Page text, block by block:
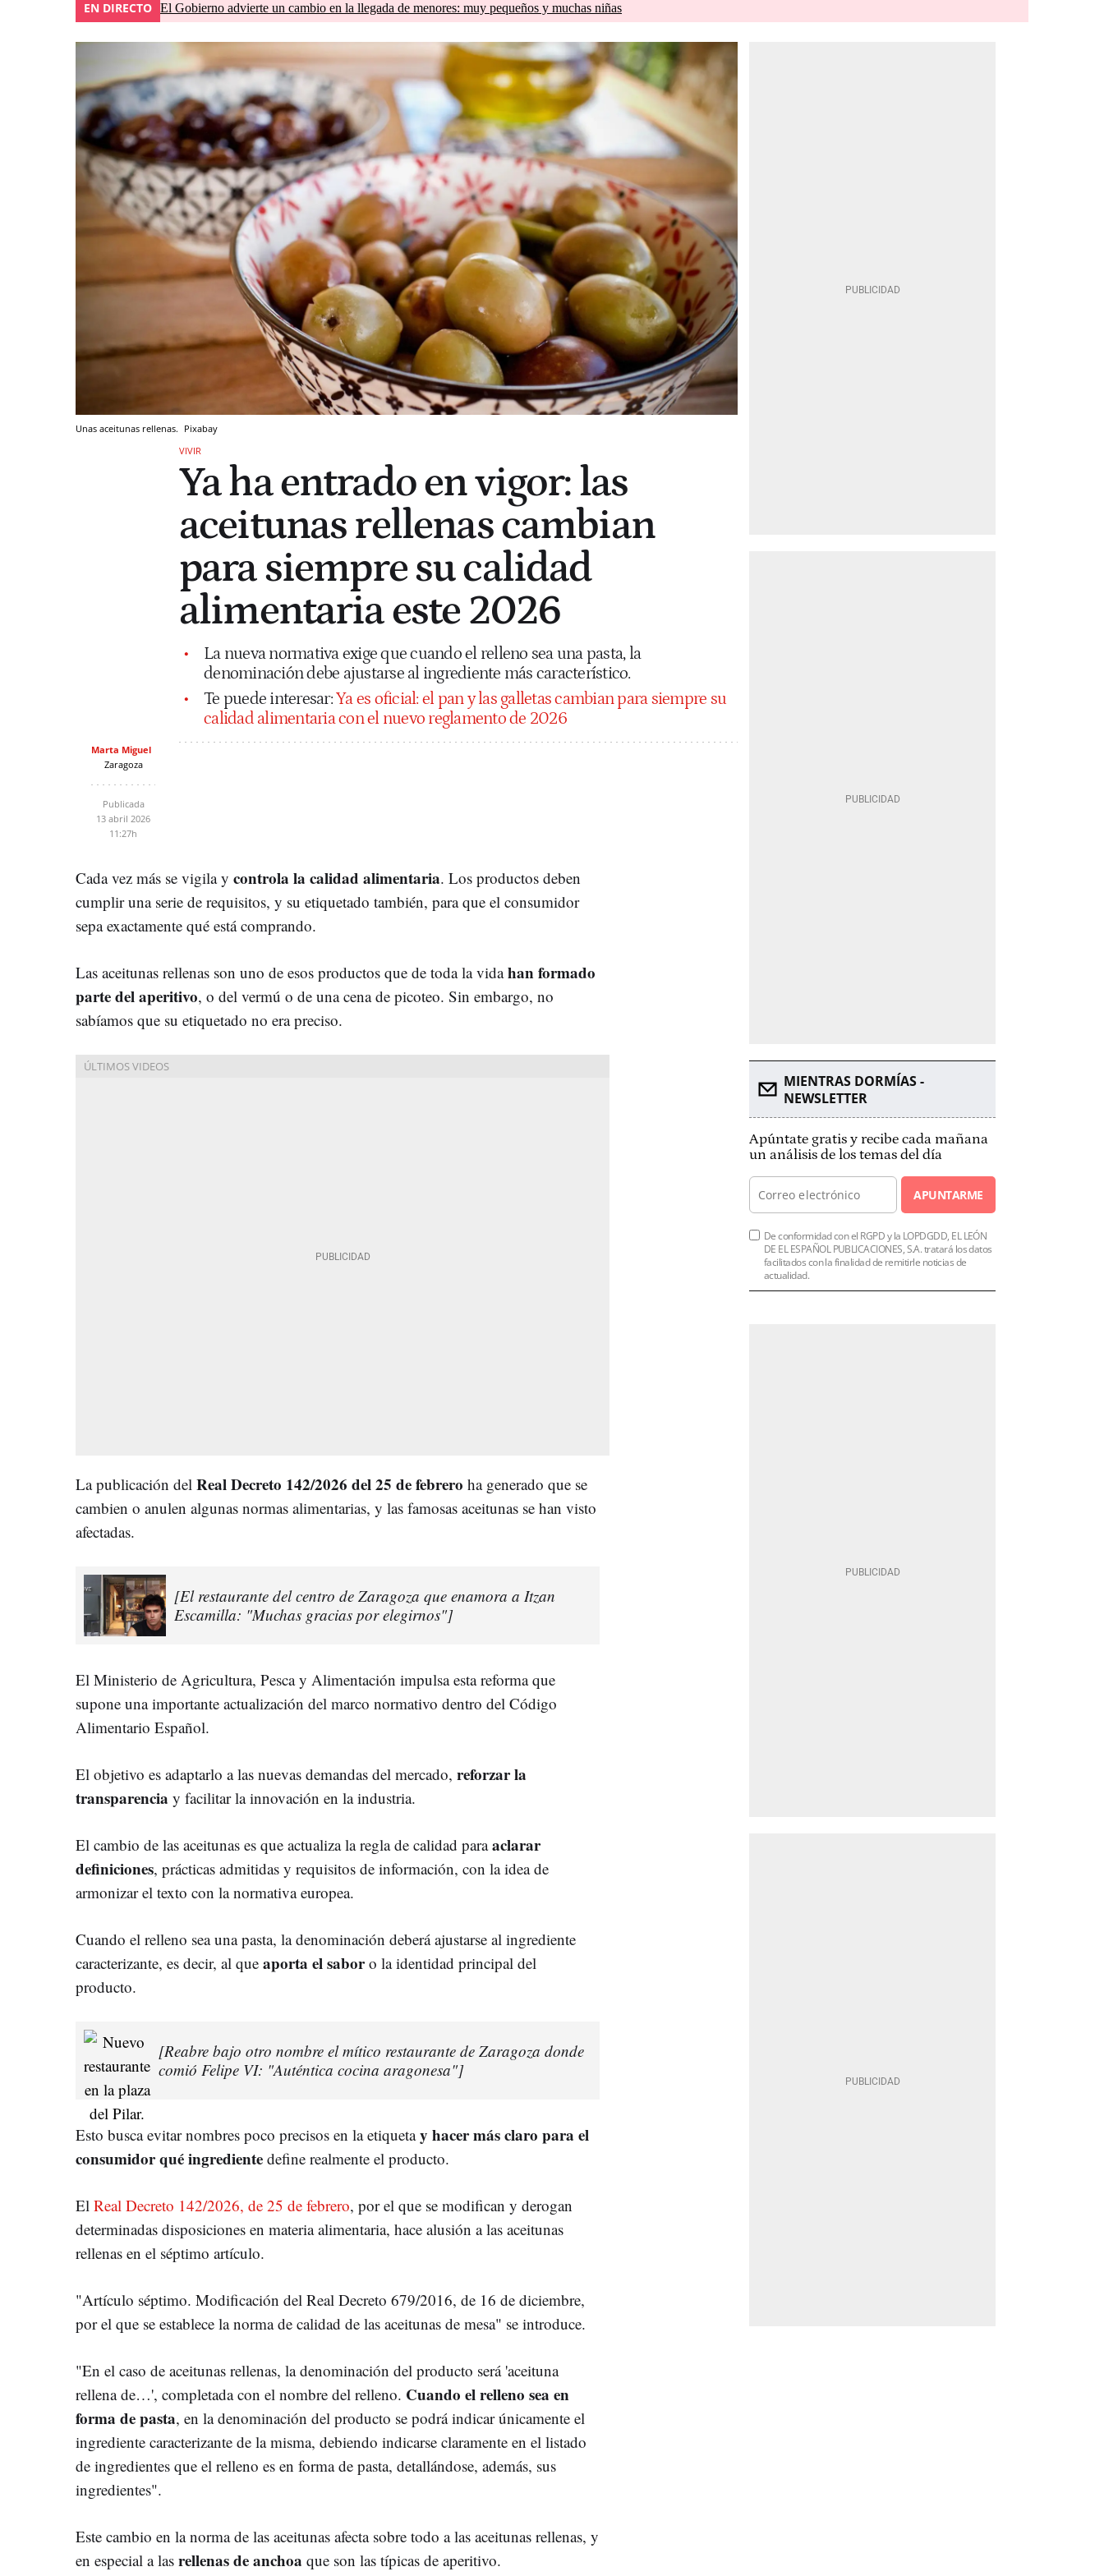
EN DIRECTO El Gobierno advierte un cambio en la llegada de menores: muy pequeños y muchas niñas
Unas aceitunas rellenas. Pixabay
VIVIR
Ya ha entrado en vigor: las
aceitunas rellenas cambian
para siempre su calidad
alimentaria este 2026
La nueva normativa exige que cuando el relleno sea una pasta, la
denominación debe ajustarse al ingrediente más característico.
Te puede interesar:Ya es oficial: el pan y las galletas cambian para siempre su
calidad alimentaria con el nuevo reglamento de 2026
Marta Miguel
Zaragoza
Publicada
13 abril 2026
11:27h
Cada vez más se vigila y controla la calidad alimentaria. Los productos deben
cumplir una serie de requisitos, y su etiquetado también, para que el consumidor
sepa exactamente qué está comprando.
Las aceitunas rellenas son uno de esos productos que de toda la vidahan formado
parte del aperitivo, o del vermú o de una cena de picoteo. Sin embargo, no
sabíamos que su etiquetado no era preciso.
La publicación del Real Decreto 142/2026 del 25 de febrero ha generado que se
cambien o anulen algunas normas alimentarias, y las famosas aceitunas se han visto
afectadas.
[El restaurante del centro de Zaragoza que enamora a Itzan
Escamilla: "Muchas gracias por elegirnos"]
El Ministerio de Agricultura, Pesca y Alimentación impulsa esta reforma que
supone una importante actualización del marco normativo dentro del Código
Alimentario Español.
El objetivo es adaptarlo a las nuevas demandas del mercado, reforzar la
transparencia y facilitar la innovación en la industria.
El cambio de las aceitunas es que actualiza la regla de calidad paraaclarar
definiciones, prácticas admitidas y requisitos de información, con la idea de
armonizar el texto con la normativa europea.
Cuando el relleno sea una pasta, la denominación deberá ajustarse al ingrediente
caracterizante, es decir, al que aporta el saboro la identidad principal del
producto.
[Reabre bajo otro nombre el mítico restaurante de Zaragoza donde
comió Felipe VI: "Auténtica cocina aragonesa"]
Esto busca evitar nombres poco precisos en la etiquetay hacer más claro para el
consumidor qué ingrediente define realmente el producto.
El Real Decreto 142/2026, de 25 de febrero, por el que se modifican y derogan
determinadas disposiciones en materia alimentaria, hace alusión a las aceitunas
rellenas en el séptimo artículo.
"Artículo séptimo. Modificación del Real Decreto 679/2016, de 16 de diciembre,
por el que se establece la norma de calidad de las aceitunas de mesa" se introduce.
"En el caso de aceitunas rellenas, la denominación del producto será 'aceituna
rellena de…', completada con el nombre del relleno. Cuando el relleno sea en
forma de pasta, en la denominación del producto se podrá indicar únicamente el
ingrediente caracterizante de la misma, debiendo indicarse claramente en el listado
de ingredientes que el relleno es en forma de pasta, detallándose, además, sus
ingredientes".
Este cambio en la norma de las aceitunas afecta sobre todo a las aceitunas rellenas, y
en especial a las rellenas de anchoa que son las típicas de aperitivo.
MIENTRAS DORMÍAS -
NEWSLETTER
Apúntate gratis y recibe cada mañana
un análisis de los temas del día
APUNTARME
De conformidad con el RGPD y la LOPDGDD, EL LEÓN
DE EL ESPAÑOL PUBLICACIONES, S.A. tratará los datos
facilitados con la finalidad de remitirle noticias de
actualidad.